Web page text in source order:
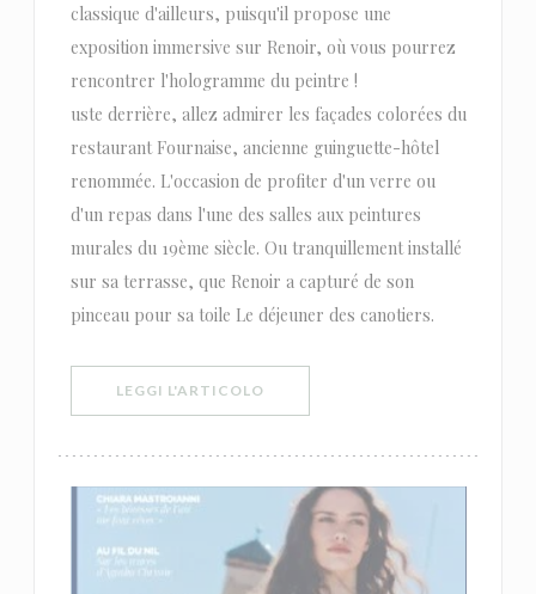
classique d'ailleurs, puisqu'il propose une
exposition immersive sur Renoir, où vous pourrez
rencontrer l'hologramme du peintre !
uste derrière, allez admirer les façades colorées du
restaurant Fournaise, ancienne guinguette-hôtel
renommée. L'occasion de profiter d'un verre ou
d'un repas dans l'une des salles aux peintures
murales du 19ème siècle. Ou tranquillement installé
sur sa terrasse, que Renoir a capturé de son
pinceau pour sa toile Le déjeuner des canotiers.
LEGGI L'ARTICOLO((APRE UNA NUOVA FINESTRA))